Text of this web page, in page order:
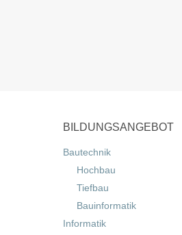
BILDUNGSANGEBOT
Bautechnik
Hochbau
Tiefbau
Bauinformatik
Informatik